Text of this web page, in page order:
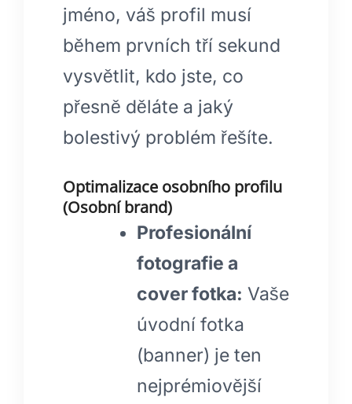
jméno, váš profil musí
během prvních tří sekund
vysvětlit, kdo jste, co
přesně děláte a jaký
bolestivý problém řešíte.
Optimalizace osobního profilu
(Osobní brand)
Profesionální
fotografie a
cover fotka: Vaše
úvodní fotka
(banner) je ten
nejprémiovější